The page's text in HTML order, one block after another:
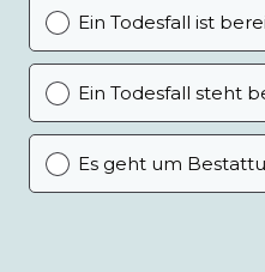
Ein Todesfall ist
Ein Todesfall steht
Es geht um